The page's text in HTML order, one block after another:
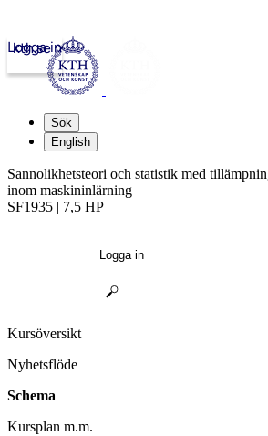
kth.se
Logga in
Sök
English
Sannolikhetsteori och statistik med
inom maskininlärning
SF1935 | 7,5 HP
Logga in
Kursöversikt
Nyhetsflöde
Schema
Kursplan m.m.